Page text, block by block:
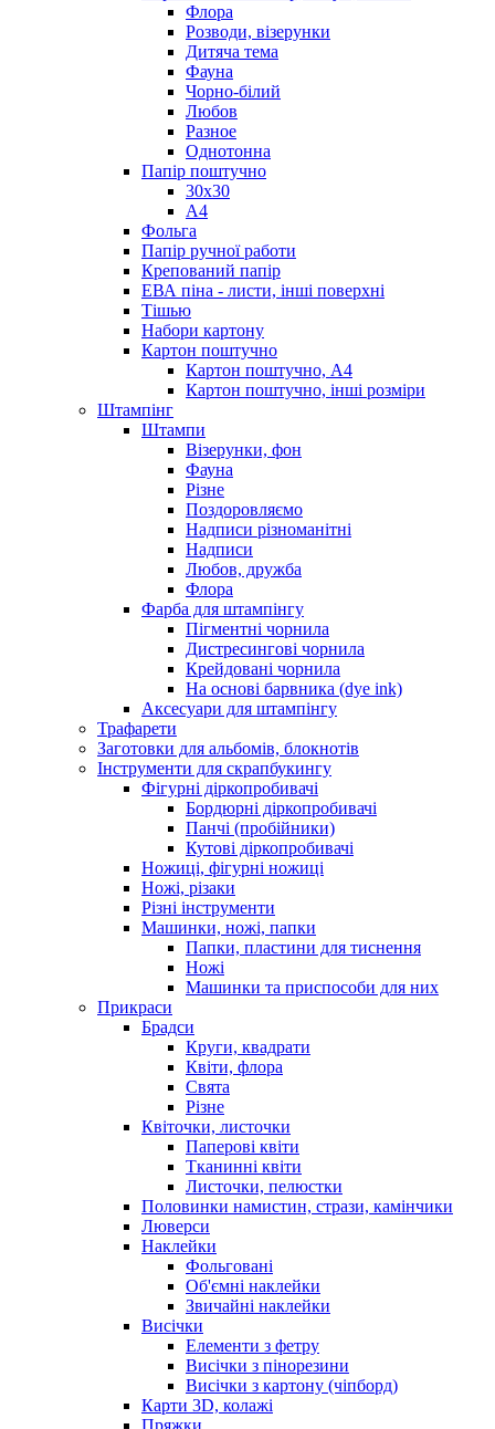
Флора
Розводи, візерунки
Дитяча тема
Фауна
Чорно-білий
Любов
Разное
Однотонна
Папір поштучно
30х30
А4
Фольга
Папір ручної работи
Крепований папір
ЕВА піна - листи, інші поверхні
Тішью
Набори картону
Картон поштучно
Картон поштучно, А4
Картон поштучно, інші розміри
Штампінг
Штампи
Візерунки, фон
Фауна
Різне
Поздоровляємо
Надписи різноманітні
Надписи
Любов, дружба
Флора
Фарба для штампінгу
Пігментні чорнила
Дистресингові чорнила
Крейдовані чорнила
На основі барвника (dye ink)
Аксесуари для штампінгу
Трафарети
Заготовки для альбомів, блокнотів
Інструменти для скрапбукингу
Фігурні діркопробивачі
Бордюрні діркопробивачі
Панчі (пробійники)
Кутові діркопробивачі
Ножиці, фігурні ножиці
Ножі, різаки
Різні інструменти
Машинки, ножі, папки
Папки, пластини для тиснення
Ножі
Машинки та приспособи для них
Прикраси
Брадси
Круги, квадрати
Квіти, флора
Свята
Різне
Квіточки, листочки
Паперові квіти
Тканинні квіти
Листочки, пелюстки
Половинки намистин, стрази, камінчики
Люверси
Наклейки
Фольговані
Об'ємні наклейки
Звичайні наклейки
Висічки
Елементи з фетру
Висічки з пінорезини
Висічки з картону (чіпборд)
Карти 3D, колажі
Пряжки